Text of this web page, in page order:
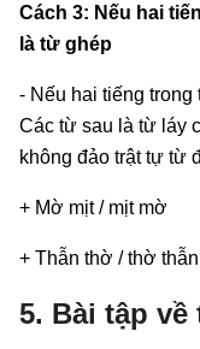
Cách 3: Nếu hai
là từ ghép
- Nếu hai tiếng
Các từ sau là từ láy
không đảo trật tự từ
+ Mờ mịt / mịt mờ
+ Thẫn thờ / thờ thẫn
5. Bài tập về